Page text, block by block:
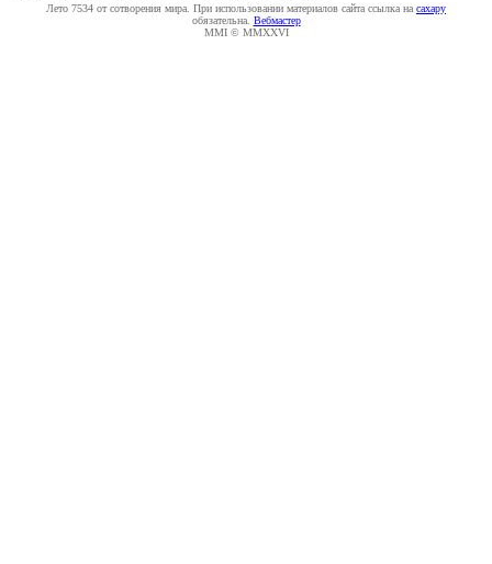
Лето 7534 от сотворения мира. При использовании материалов сайта ссылка на caxapу
обязательна. Вебмастер
MMI © MMXXVI